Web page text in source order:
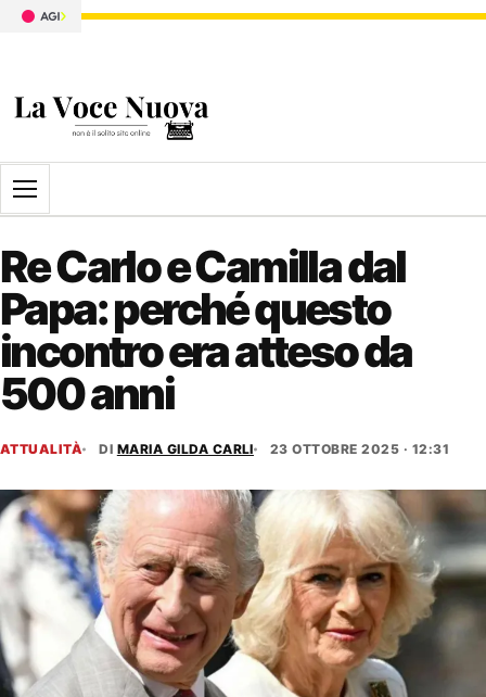
Apri il menu
Re Carlo e Camilla dal
Papa: perché questo
incontro era atteso da
500 anni
ATTUALITÀ DI MARIA GILDA CARLI 23 OTTOBRE 2025 · 12:31